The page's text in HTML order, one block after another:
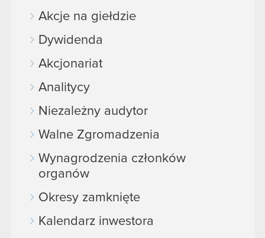
Akcje na giełdzie
Dywidenda
Akcjonariat
Analitycy
Niezależny audytor
Walne Zgromadzenia
Wynagrodzenia członków
organów
Okresy zamknięte
Kalendarz inwestora